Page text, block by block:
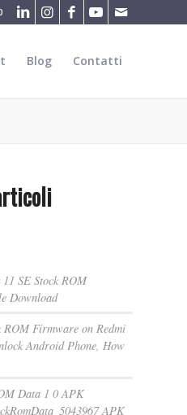
Blog Contatti
SE Stock ROM
Download
Firmware on Redmi
Android Phone, How
Data 1 0 APK
APK